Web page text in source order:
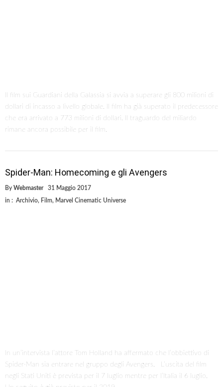
Il film sui Guardiani della Galassia si avvia a superare gli 800 milioni di
dollari di incasso a livello globale. Il film ha già superato il predecessore
che era arrivato a 773 milioni di dollari. Il traguardo del miliardo
rimane ancora possibile per il film.
Spider-Man: Homecoming e gli Avengers
By Webmaster 31 Maggio 2017
in : Archivio, Film, Marvel Cinematic Universe
In un’intervista l’attore Tom Holland ha affermato che l’obbiettivo di
Spider-Man sia entrare nel gruppo degli Avengers. L’uscita del film
negli Stati Uniti è prevista per il 7 luglio mentre per l’Italia il 6 luglio.